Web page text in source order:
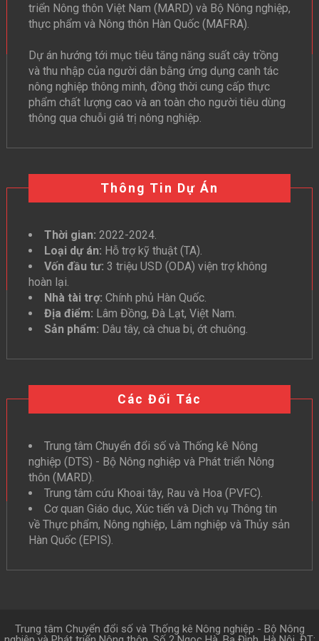
triển Nông thôn Việt Nam (MARD) và Bộ Nông nghiệp,
thực phẩm và Nông thôn Hàn Quốc (MAFRA).
Dự án hướng tới mục tiêu tăng năng suất cây trồng
và thu nhập của người dân bằng ứng dụng canh tác
nông nghiệp thông minh, đồng thời cung cấp thực
phẩm chất lượng cao và an toàn cho người tiêu dùng
thông qua chuỗi giá trị nông nghiệp.
Thông Tin Dự Án
Thời gian: 2022-2024.
Loại dự án: Hỗ trợ kỹ thuật (TA).
Vốn đầu tư: 3 triệu USD (ODA) viện trợ không
hoàn lại.
Nhà tài trợ: Chính phủ Hàn Quốc.
Địa điểm: Lâm Đồng, Đà Lạt, Việt Nam.
Sản phẩm: Dâu tây, cà chua bi, ớt chuông.
Các Đối Tác
Trung tâm Chuyển đổi số và Thống kê Nông
nghiệp (DTS) - Bộ Nông nghiệp và Phát triển Nông
thôn (MARD).
Trung tâm cứu Khoai tây, Rau và Hoa (PVFC).
Cơ quan Giáo dục, Xúc tiến và Dịch vụ Thông tin
về Thực phẩm, Nông nghiệp, Lâm nghiệp và Thủy sản
Hàn Quốc (EPIS).
Trung tâm Chuyển đổi số và Thống kê Nông nghiệp - Bộ Nông